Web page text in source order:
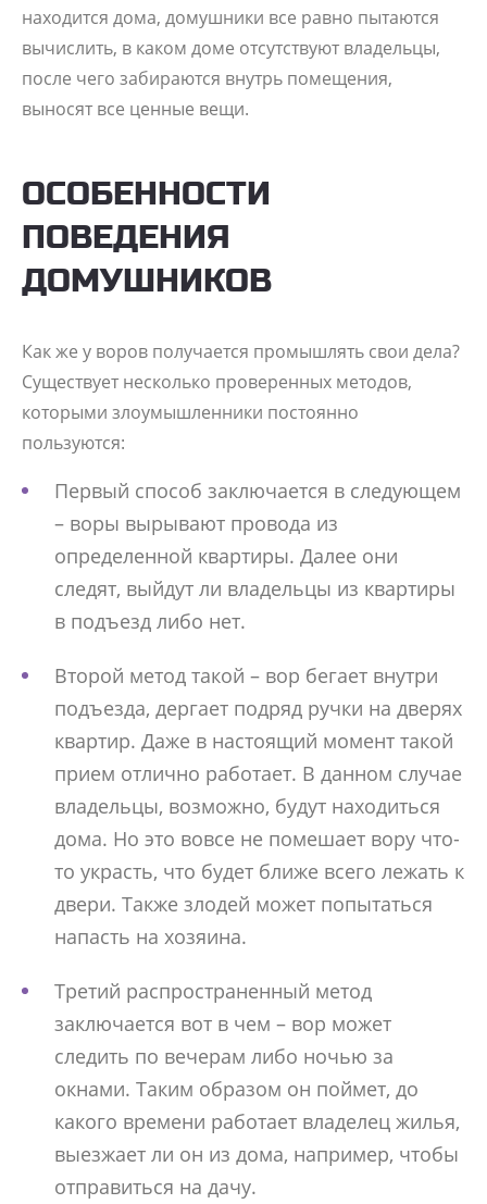
находится дома, домушники все равно пытаются
вычислить, в каком доме отсутствуют владельцы,
после чего забираются внутрь помещения,
выносят все ценные вещи.
ОСОБЕННОСТИ
ПОВЕДЕНИЯ
ДОМУШНИКОВ
Как же у воров получается промышлять свои дела?
Существует несколько проверенных методов,
которыми злоумышленники постоянно
пользуются:
Первый способ заключается в следующем
– воры вырывают провода из
определенной квартиры. Далее они
следят, выйдут ли владельцы из квартиры
в подъезд либо нет.
Второй метод такой – вор бегает внутри
подъезда, дергает подряд ручки на дверях
квартир. Даже в настоящий момент такой
прием отлично работает. В данном случае
владельцы, возможно, будут находиться
дома. Но это вовсе не помешает вору что-
то украсть, что будет ближе всего лежать к
двери. Также злодей может попытаться
напасть на хозяина.
Третий распространенный метод
заключается вот в чем – вор может
следить по вечерам либо ночью за
окнами. Таким образом он поймет, до
какого времени работает владелец жилья,
выезжает ли он из дома, например, чтобы
отправиться на дачу.